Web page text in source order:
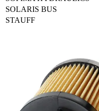
SOLARIS BUS
STAUFF
UNI-CARDAN